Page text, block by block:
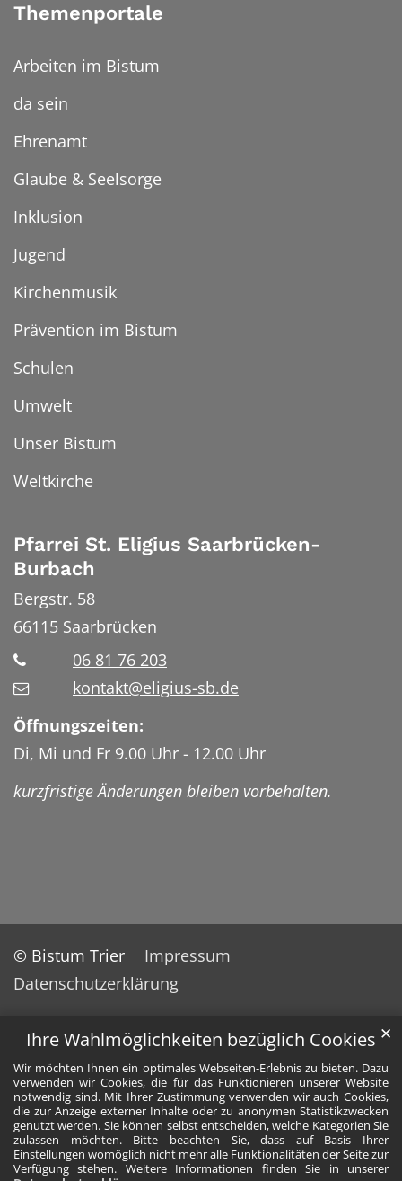
Ihre Wahlmöglichkeiten bezüglich Cookies
Wir möchten Ihnen ein optimales Webseiten-Erlebnis zu bieten. Dazu
verwenden wir Cookies, die für das Funktionieren unserer Website
notwendig sind. Mit Ihrer Zustimmung verwenden wir auch Cookies,
die zur Anzeige externer Inhalte oder zu anonymen Statistikzwecken
genutzt werden. Sie können selbst entscheiden, welche Kategorien Sie
zulassen möchten. Bitte beachten Sie, dass auf Basis Ihrer
Einstellungen womöglich nicht mehr alle Funktionalitäten der Seite zur
Verfügung stehen. Weitere Informationen finden Sie in unserer
✕
Themenportale
Arbeiten im Bistum
da sein
Ehrenamt
Glaube & Seelsorge
Inklusion
Jugend
Kirchenmusik
Prävention im Bistum
Schulen
Umwelt
Unser Bistum
Weltkirche
Pfarrei St. Eligius Saarbrücken-
Burbach
Bergstr. 58
66115 Saarbrücken
06 81 76 203
kontakt@eligius-sb.de
Öffnungszeiten:
Di, Mi und Fr 9.00 Uhr - 12.00 Uhr
kurzfristige Änderungen bleiben vorbehalten.
© Bistum Trier
Impressum
Datenschutzerklärung